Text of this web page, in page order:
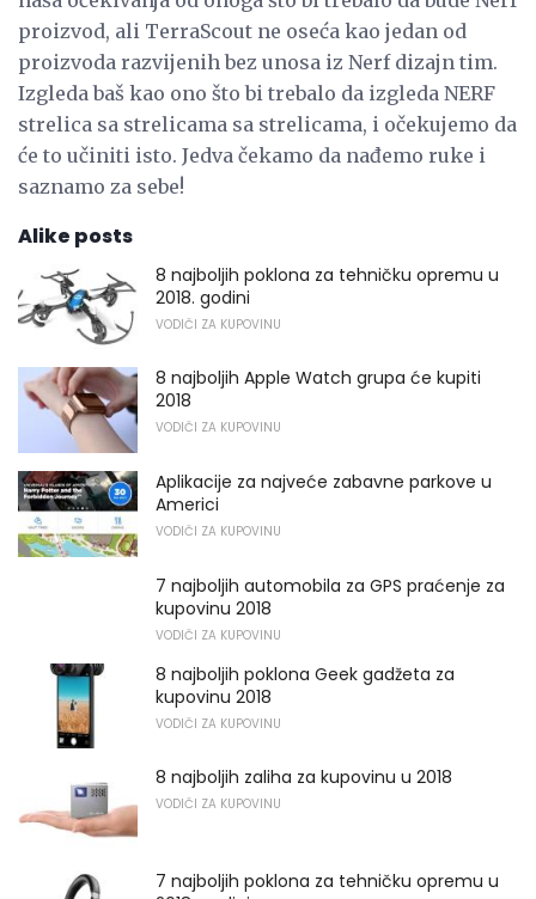
proizvod, ali TerraScout ne oseća kao jedan od
proizvoda razvijenih bez unosa iz Nerf dizajn tim.
Izgleda baš kao ono što bi trebalo da izgleda NERF
strelica sa strelicama sa strelicama, i očekujemo da
će to učiniti isto. Jedva čekamo da nađemo ruke i
saznamo za sebe!
Alike posts
8 najboljih poklona za tehničku opremu u
2018. godini
VODIČI ZA KUPOVINU
8 najboljih Apple Watch grupa će kupiti
2018
VODIČI ZA KUPOVINU
Aplikacije za najveće zabavne parkove u
Americi
VODIČI ZA KUPOVINU
7 najboljih automobila za GPS praćenje za
kupovinu 2018
VODIČI ZA KUPOVINU
8 najboljih poklona Geek gadžeta za
kupovinu 2018
VODIČI ZA KUPOVINU
8 najboljih zaliha za kupovinu u 2018
VODIČI ZA KUPOVINU
7 najboljih poklona za tehničku opremu u